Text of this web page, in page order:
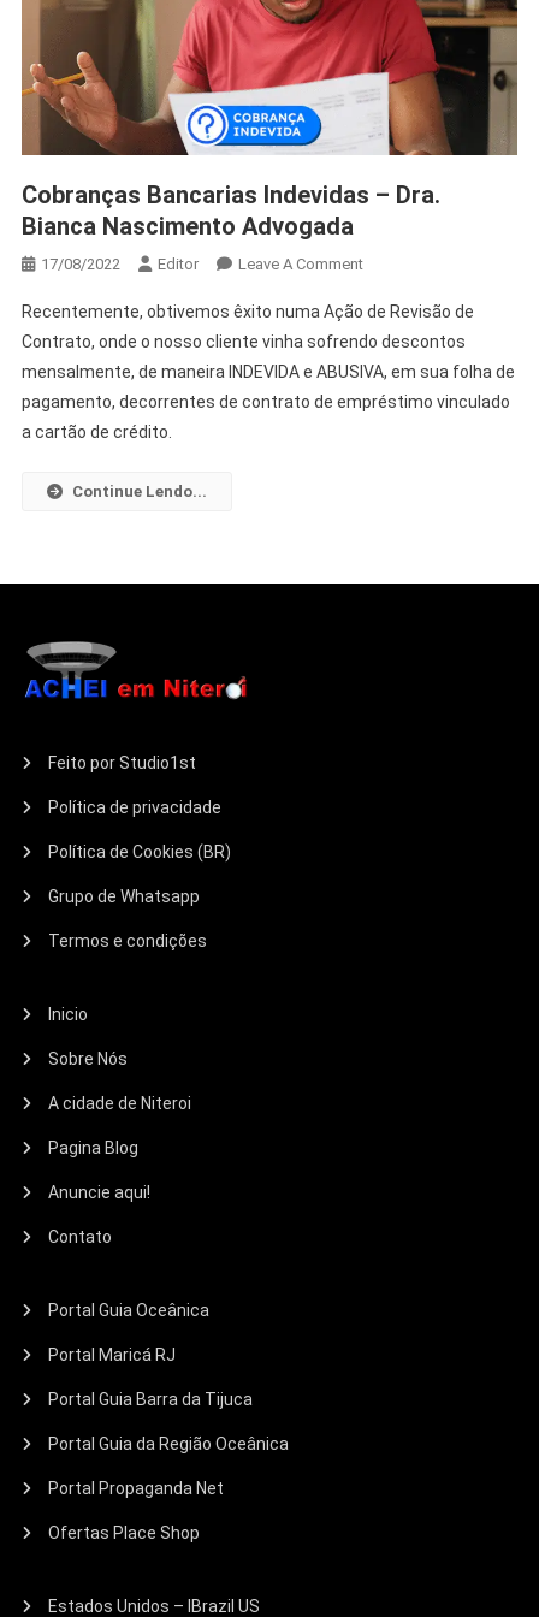
Cobranças Bancarias Indevidas – Dra.
Bianca Nascimento Advogada
17/08/2022 Editor Leave A Comment
Recentemente, obtivemos êxito numa Ação de Revisão de
Contrato, onde o nosso cliente vinha sofrendo descontos
mensalmente, de maneira INDEVIDA e ABUSIVA, em sua folha de
pagamento, decorrentes de contrato de empréstimo vinculado
a cartão de crédito.
Continue Lendo...
Feito por Studio1st
Política de privacidade
Política de Cookies (BR)
Grupo de Whatsapp
Termos e condições
Inicio
Sobre Nós
A cidade de Niteroi
Pagina Blog
Anuncie aqui!
Contato
Portal Guia Oceânica
Portal Maricá RJ
Portal Guia Barra da Tijuca
Portal Guia da Região Oceânica
Portal Propaganda Net
Ofertas Place Shop
Estados Unidos – IBrazil US